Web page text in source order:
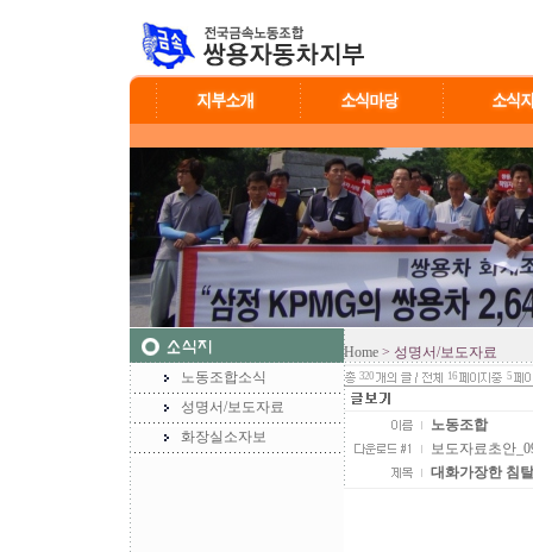
노동조합소식
성명서/보도자료
화장실소자보
Home > 성명서/보도자료
320 16 5
노동조합
보도자료초안
대화가장한 침